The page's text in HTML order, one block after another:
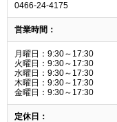
0466-24-4175
営業時間：
月曜日：9:30～17:30
火曜日：9:30～17:30
水曜日：9:30～17:30
木曜日：9:30～17:30
金曜日：9:30～17:30
定休日：